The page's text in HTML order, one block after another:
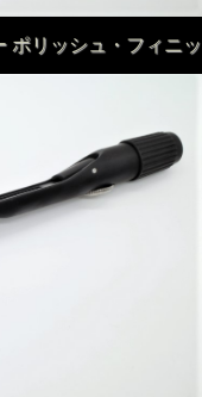
ポリッシュ・フィニッ